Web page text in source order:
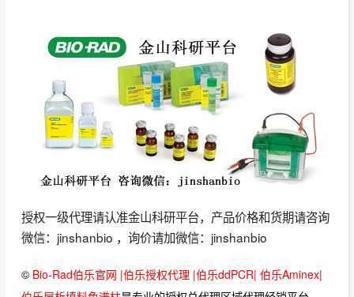
授权一级代理请认准金山科研平台，产品价格和货期请咨询
微信：jinshanbio ，询价请加微信：jinshanbio
© Bio-Rad伯乐官网 |伯乐授权代理 |伯乐ddPCR| 伯乐Aminex|